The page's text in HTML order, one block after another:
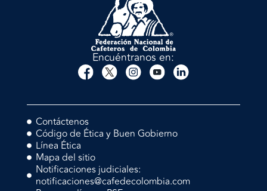
Encuéntranos en:
Contáctenos
Código de Ética y Buen Gobierno
Línea Ética
Mapa del sitio
Notificaciones judiciales:
notificaciones@cafedecolombia.com